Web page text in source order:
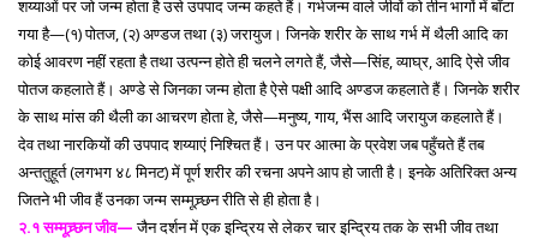
शय्याओं पर जो जन्म होता है उसे उपपाद जन्म कहते हैं। गर्भजन्म वाले जीवों को तीन भागों में बाँटा
गया है—(१) पोतज, (२) अण्डज तथा (३) जरायुज। जिनके शरीर के साथ गर्भ में थैली आदि का
कोई आवरण नहीं रहता है तथा उत्पन्न होते ही चलने लगते हैं, जैसे—सिंह, व्याघ्र, आदि ऐसे जीव
पोतज कहलाते हैं। अण्डे से जिनका जन्म होता है ऐसे पक्षी आदि अण्डज कहलाते हैं। जिनके शरीर
के साथ मांस की थैली का आचरण होता हे, जैसे—मनुष्य, गाय, भैंस आदि जरायुज कहलाते हैं।
देव तथा नारकियों की उपपाद शय्याएं निश्चित हैं। उन पर आत्मा के प्रवेश जब पहुँचते हैं तब
अन्ततुहूर्त (लगभग ४८ मिनट) में पूर्ण शरीर की रचना अपने आप हो जाती है। इनके अतिरिक्त अन्य
जितने भी जीव हैं उनका जन्म सम्मूच्र्छन रीति से ही होता है।
२.१ सम्मूच्र्छन जीव—जैन दर्शन में एक इन्द्रिय से लेकर चार इन्द्रिय तक के सभी जीव तथा